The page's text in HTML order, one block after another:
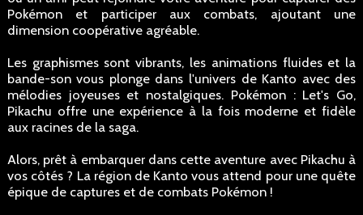
Pokémon et participer aux combats, ajoutant une
dimension coopérative agréable.
Les graphismes sont vibrants, les animations fluides et la
bande-son vous plonge dans l'univers de Kanto avec des
mélodies joyeuses et nostalgiques. Pokémon : Let's Go,
Pikachu offre une expérience à la fois moderne et fidèle
aux racines de la saga.
Alors, prêt à embarquer dans cette aventure avec Pikachu à
vos côtés ? La région de Kanto vous attend pour une quête
épique de captures et de combats Pokémon !